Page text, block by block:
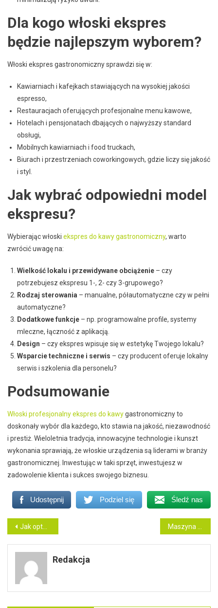
Dla kogo włoski ekspres
będzie najlepszym wyborem?
Włoski ekspres gastronomiczny sprawdzi się w:
Kawiarniach i kafejkach stawiających na wysokiej jakości
espresso,
Restauracjach oferujących profesjonalne menu kawowe,
Hotelach i pensjonatach dbających o najwyższy standard
obsługi,
Mobilnych kawiarniach i food truckach,
Biurach i przestrzeniach coworkingowych, gdzie liczy się jakość
i styl.
Jak wybrać odpowiedni model
ekspresu?
Wybierając włoski ekspres do kawy gastronomiczny, warto
zwrócić uwagę na:
Wielkość lokalu i przewidywane obciążenie – czy
potrzebujesz ekspresu 1-, 2- czy 3-grupowego?
Rodzaj sterowania – manualne, półautomatyczne czy w pełni
automatyczne?
Dodatkowe funkcje – np. programowalne profile, systemy
mleczne, łączność z aplikacją.
Design – czy ekspres wpisuje się w estetykę Twojego lokalu?
Wsparcie techniczne i serwis – czy producent oferuje lokalny
serwis i szkolenia dla personelu?
Podsumowanie
Włoski profesjonalny ekspres do kawygastronomiczny to
doskonały wybór dla każdego, kto stawia na jakość, niezawodność
i prestiż. Wieloletnia tradycja, innowacyjne technologie i kunszt
wykonania sprawiają, że włoskie urządzenia są liderami w branży
gastronomicznej. Inwestując w taki sprzęt, inwestujesz w
zadowolenie klienta i sukces swojego biznesu.
Udostępnij Podziel się Śledź nas
Nawigacja
wpisu
Jak optymalizować kategorie produktów pod kątem pozycjonowania sklepu internetowego?
Redakcja